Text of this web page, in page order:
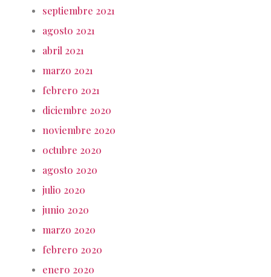
septiembre 2021
agosto 2021
abril 2021
marzo 2021
febrero 2021
diciembre 2020
noviembre 2020
octubre 2020
agosto 2020
julio 2020
junio 2020
marzo 2020
febrero 2020
enero 2020